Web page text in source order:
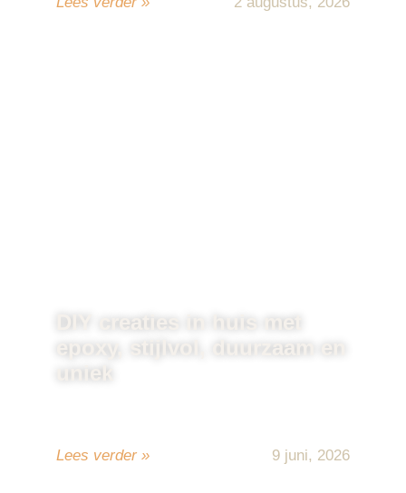
DIY creaties in huis met
epoxy, stijlvol, duurzaam en
uniek
Lees verder » 9 juni, 2026